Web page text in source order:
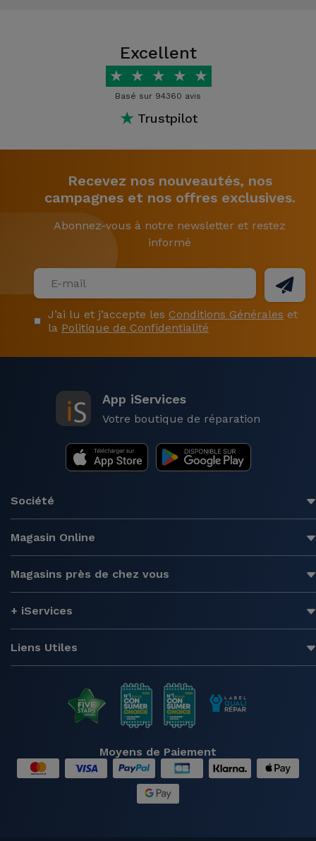
Excellent
★ ★ ★ ★ ★
Basé sur 94360 avis
★ Trustpilot
Recevez nos nouveautés, nos
campagnes et nos offres exclusives.
Abonnez-vous à notre newsletter et restez
informé
J’ai lu et j’accepte les Conditions Générales et
la Politique de Confidentialité
App iServices
Votre boutique de réparation
Société
Magasin Online
Magasins près de chez vous
+ iServices
Liens Utiles
Moyens de Paiement